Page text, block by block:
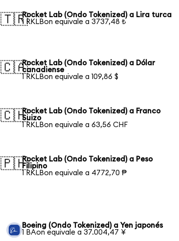
🇹🇷Rocket Lab (Ondo Tokenized) a Lira turca
1 RKLBon equivale a 3737,48 ₺
🇨🇦Rocket Lab (Ondo Tokenized) a Dólar
canadiense
1 RKLBon equivale a 109,86 $
🇨🇭Rocket Lab (Ondo Tokenized) a Franco
Suizo
1 RKLBon equivale a 63,56 CHF
🇵🇭Rocket Lab (Ondo Tokenized) a Peso
Filipino
1 RKLBon equivale a 4772,70 ₱
Boeing (Ondo Tokenized) a Yen japonés
1 BAon equivale a 37.004,47 ¥